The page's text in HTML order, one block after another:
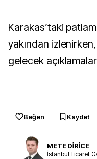
Karakas’taki
yakından
gelecek
Beğen Kaydet
METE DİRİCE
İstanbul Ticaret